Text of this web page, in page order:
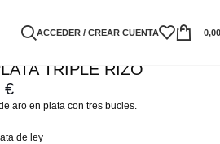
ACCEDER / CREAR CUENTA
TRIPLE RIZO
€
aro en plata con tres bucles.
de ley